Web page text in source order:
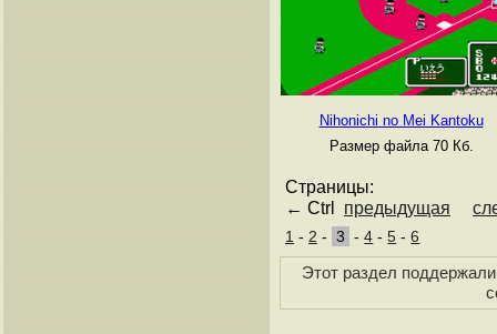
Nihonichi no Mei Kantoku
Размер файла 70 Кб.
Страницы:
← Ctrl предыдущая
1 - 2 - 3 -4 -5 -6
Этот раздел